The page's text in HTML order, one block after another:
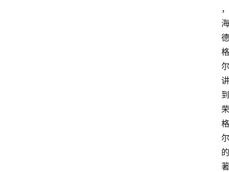
，
海
德
格
尔
讲
到
荣
格
尔
的
著